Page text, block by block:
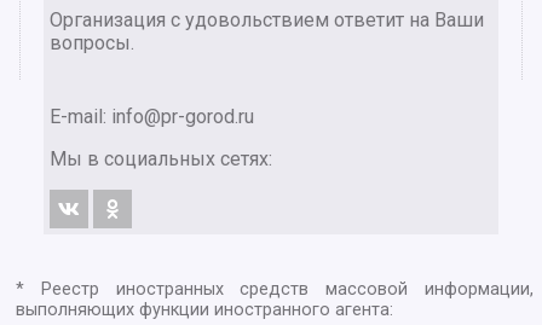
Организация с удовольствием ответит на Ваши
вопросы.
E-mail: info@pr-gorod.ru
Мы в социальных сетях:
* Реестр иностранных средств массовой информации,
выполняющих функции иностранного агента: